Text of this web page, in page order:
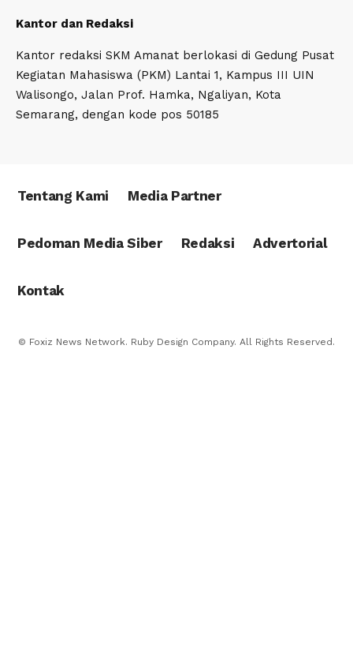
Kantor dan Redaksi
Kantor redaksi SKM Amanat berlokasi di Gedung Pusat
Kegiatan Mahasiswa (PKM) Lantai 1, Kampus III UIN
Walisongo, Jalan Prof. Hamka, Ngaliyan, Kota
Semarang, dengan kode pos 50185
Tentang Kami Media Partner
Pedoman Media Siber Redaksi Advertorial
Kontak
© Foxiz News Network. Ruby Design Company. All Rights Reserved.